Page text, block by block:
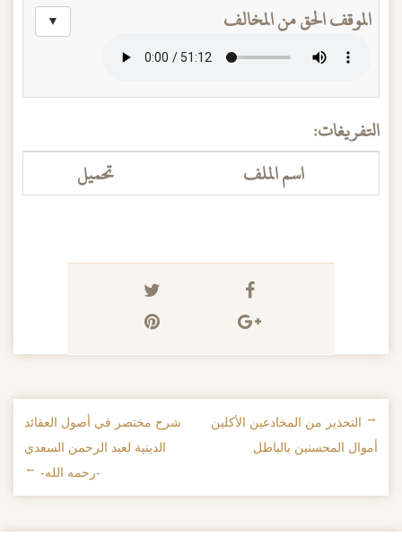
الموقف الحق من المخالف
▼
التفريغات:
اسم الملف
تحميل
تصفح الإدراجات
← التحذير من المخادعين الأكلين
أموال المحسنين بالباطل
شرح مختصر في أصول العقائد
الدينية لعبد الرحمن السعدي
-رحمه الله- →